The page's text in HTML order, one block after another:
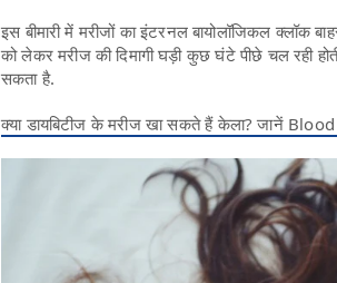
इस बीमारी में मरीजों का इंटरनल बायोलॉजिकल क्लॉक
को लेकर मरीज की दिमागी घड़ी कुछ घंटे पीछे चल रही
सकता है.
क्‍या डायबिटीज के मरीज खा सकते हैं केला? जानें